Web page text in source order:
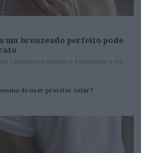
um bronzeado perfeito pode
a proteger a sua pele e a prolongar a cor.
de usar protetor solar?